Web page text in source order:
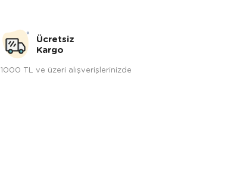
Ücretsiz
Kargo
1000 TL ve üzeri alışverişlerinizde